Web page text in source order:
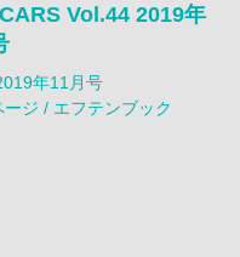
Vol.44 2019年
年11月号
ジ / エフテンブック